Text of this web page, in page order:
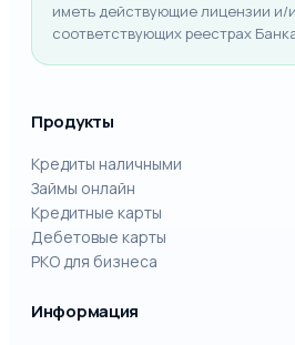
иметь действующие лицензии и/
соответствующих реестрах
Продукты
Кредиты наличными
Займы онлайн
Кредитные карты
Дебетовые карты
РКО для бизнеса
Информация